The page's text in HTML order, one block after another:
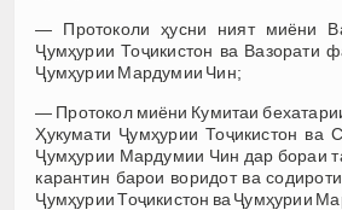
— Протоколи ҳусни ният миёни
Ҷумҳурии Тоҷикистон ва Вазорати
Ҷумҳурии Мардумии Чин;
— Протокол миёни Кумитаи
Ҳукумати Ҷумҳурии Тоҷикистон ва
Ҷумҳурии Мардумии Чин дар бораи
карантин барои воридот ва
Ҷумҳурии Тоҷикистон ва Ҷумҳурии